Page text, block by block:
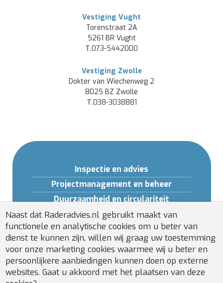
Vestiging Vught
Torenstraat 2A
5261 BR Vught
T.073-5442000
Vestiging Zwolle
Dokter van Wiechenweg 2
8025 BZ Zwolle
T.038-3038881
Inspectie en advies
Projectmanagement en beheer
Duurzaamheid en circulariteit
Opleidingen en Software
Gebouwveiligheid
Installatiebeheer
Naast dat Raderadvies.nl gebruikt maakt van
functionele en analytische cookies om u beter van
dienst te kunnen zijn, willen wij graag uw toestemming
voor onze marketing cookies waarmee wij u beter en
persoonlijkere aanbiedingen kunnen doen op externe
websites. Gaat u akkoord met het plaatsen van deze